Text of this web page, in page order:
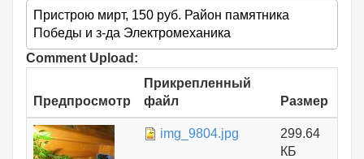
Пристрою мирт, 150 руб. Район памятника
Победы и з-да Электромеханика
Comment Upload:
Предпросмотр
Прикрепленный
файл
Размер
img_9804.jpg
299.64
КБ